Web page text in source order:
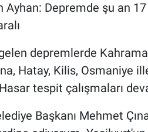
Ayhan: Depremde şu an
depremlerde
Hatay, Kilis, Osmaniye
tespit çalışmaları
Başkanı Mehmet